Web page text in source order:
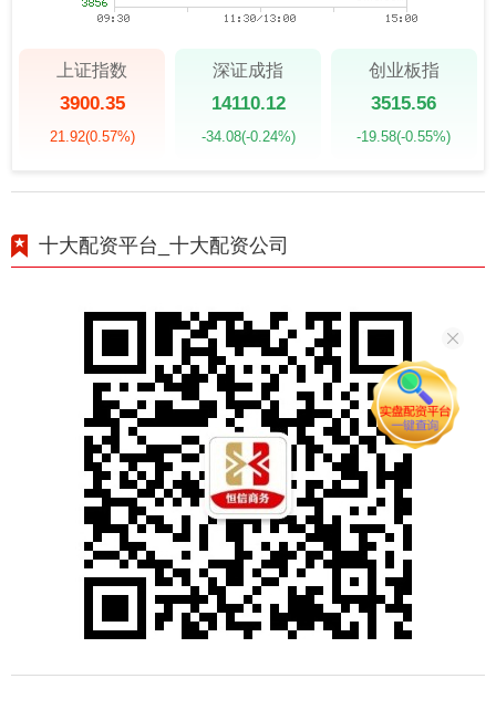
上证指数
3900.35
21.92(0.57%)
深证成指
14110.12
-34.08(-0.24%)
创业板指
3515.56
-19.58(-0.55%)
十大配资平台_十大配资公司